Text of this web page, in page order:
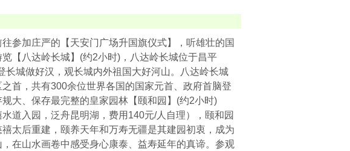
参加庄严的【天安门广场升国旗仪式】，听雄壮的国
【八达岭长城】(约2小时)，八达岭长城位于昌平
城做好汉，观长城内外祖国大好河山。八达岭长城
首，共有300余位世界各国的国家元首、政府首脑登
大、保存最完整的皇家园林【颐和园】(约2小时)
道入园，泛舟昆明湖，费用140元/人自理），颐和园
太后重建，颐养天年和万寿无疆是其建园初衷，成为
在山水画卷中感受身心康泰、益寿延年的真谛。参观